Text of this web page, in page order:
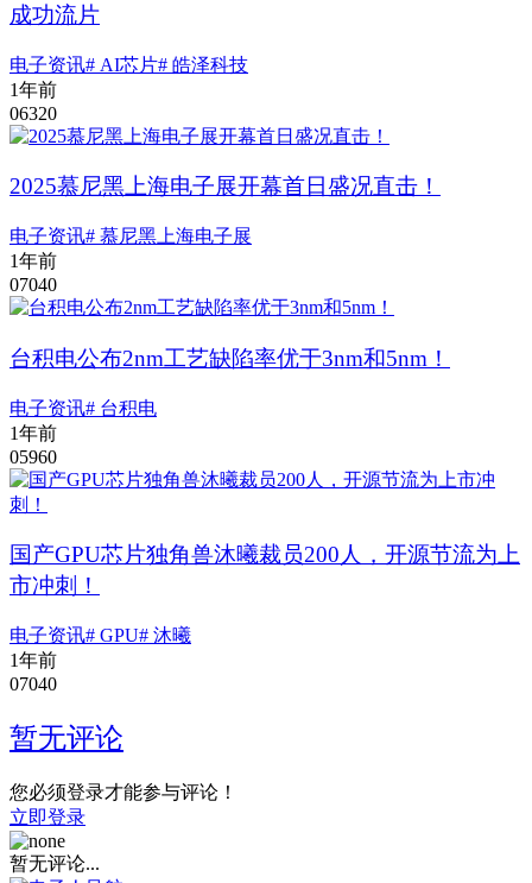
成功流片
电子资讯# AI芯片# 皓泽科技
1年前
06320
2025慕尼黑上海电子展开幕首日盛况直击！
电子资讯# 慕尼黑上海电子展
1年前
07040
台积电公布2nm工艺缺陷率优于3nm和5nm！
电子资讯# 台积电
1年前
05960
国产GPU芯片独角兽沐曦裁员200人，开源节流为上
市冲刺！
电子资讯# GPU# 沐曦
1年前
07040
暂无评论
您必须登录才能参与评论！
立即登录
暂无评论...